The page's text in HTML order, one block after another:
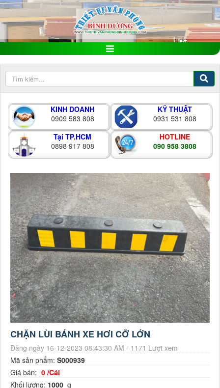
KINH DOANH
0909 583 808
KỸ THUẬT
0931 531 808
Tại TP.HCM
0898 917 808
HOTLINE
090 958 3808
CHẶN LÙI BÁNH XE HƠI CỠ LỚN
Đăng ngày 16-12-2023 08:43:30 AM - 1171 Lượt xem
Mã sản phẩm: S000939
Giá bán: 0 /Cái
Khối lượng: 1000 g